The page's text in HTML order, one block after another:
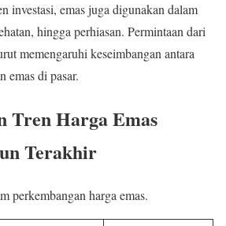
investasi, emas juga digunakan dalam
hingga perhiasan. Permintaan dari
memengaruhi keseimbangan antara
emas di pasar.
Tren Harga Emas
Terakhir
perkembangan harga emas.